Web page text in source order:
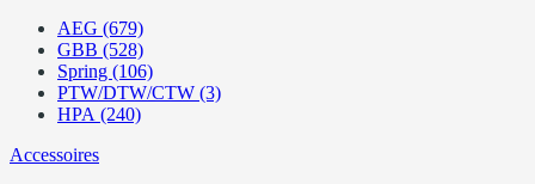
AEG (679)
GBB (528)
Spring (106)
PTW/DTW/CTW (3)
HPA (240)
Accessoires